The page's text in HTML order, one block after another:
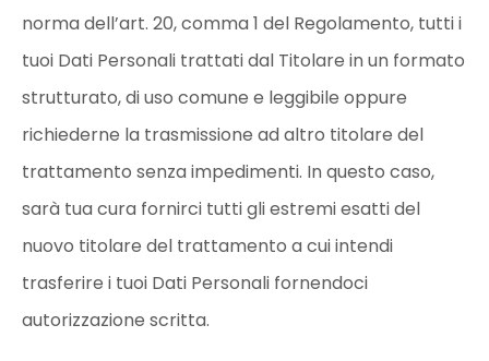
norma dell’art. 20, comma 1 del Regolamento, tutti i
tuoi Dati Personali trattati dal Titolare in un formato
strutturato, di uso comune e leggibile oppure
richiederne la trasmissione ad altro titolare del
trattamento senza impedimenti. In questo caso,
sarà tua cura fornirci tutti gli estremi esatti del
nuovo titolare del trattamento a cui intendi
trasferire i tuoi Dati Personali fornendoci
autorizzazione scritta.